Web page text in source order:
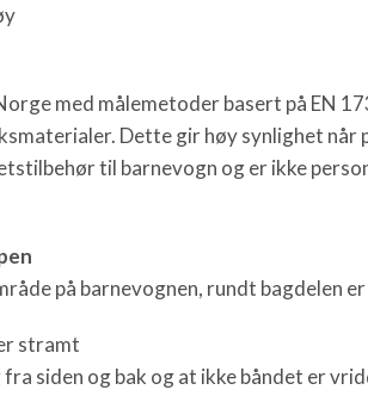
med målemetoder basert på EN
Dette gir høy synlighet
til barnevogn og er ikke
på barnevognen, rundt bagdelen
stramt
siden og bak og at ikke båndet er